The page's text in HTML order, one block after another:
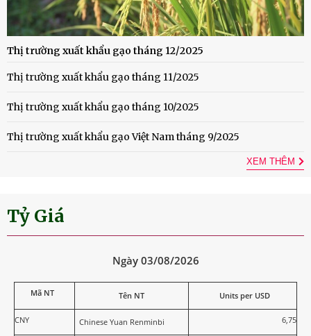
Thị trường xuất khẩu gạo tháng 12/2025
Thị trường xuất khẩu gạo tháng 11/2025
Thị trường xuất khẩu gạo tháng 10/2025
Thị trường xuất khẩu gạo Việt Nam tháng 9/2025
XEM THÊM
Tỷ Giá
Ngày 03/08/2026
Mã NT Tên NT Units per USD
CNY Chinese Yuan Renminbi 6,75